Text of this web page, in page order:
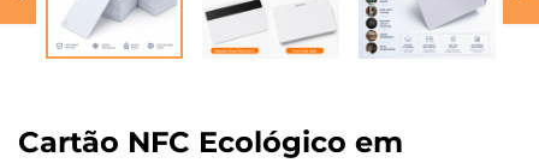
Cartão NFC Ecológico em